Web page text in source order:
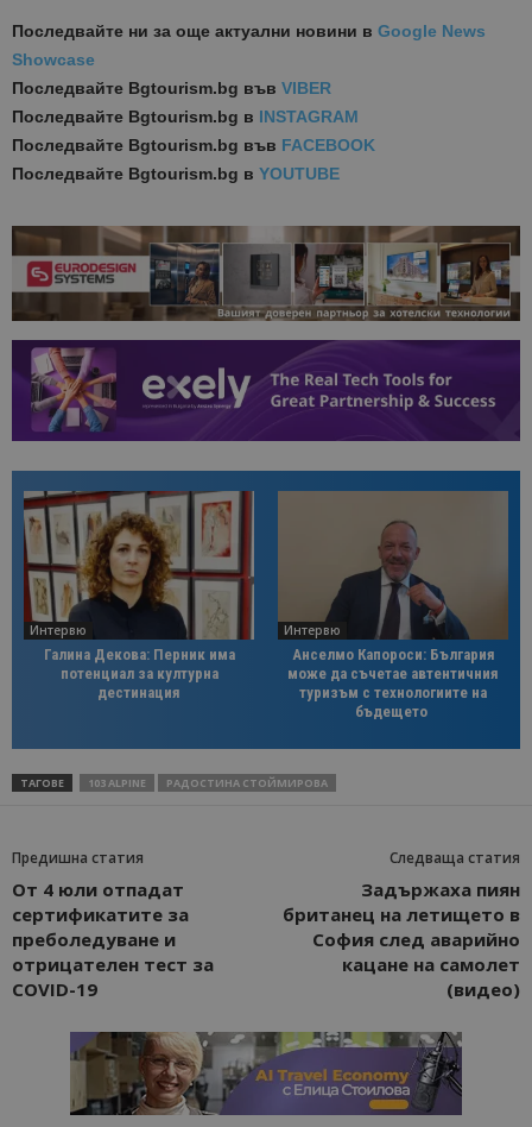
Последвайте ни за още актуални новини в Google News
Showcase
Последвайте Bgtourism.bg във VIBER
Последвайте Bgtourism.bg в INSTAGRAM
Последвайте Bgtourism.bg във FACEBOOK
Последвайте Bgtourism.bg в YOUTUBE
Интервю
Галина Декова: Перник има
потенциал за културна
дестинация
Интервю
Анселмо Капороси: България
може да съчетае автентичния
туризъм с технологиите на
бъдещето
ТАГОВЕ 103 ALPINE РАДОСТИНА СТОЙМИРОВА
Предишна статия
От 4 юли отпадат
сертификатите за
преболедуване и
отрицателен тест за
COVID-19
Следваща статия
Задържаха пиян
британец на летището в
София след аварийно
кацане на самолет
(видео)